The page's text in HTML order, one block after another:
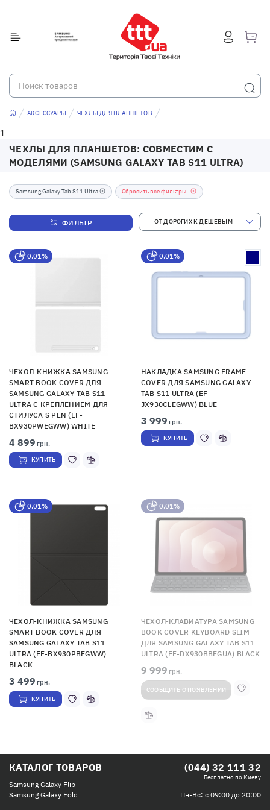
АКСЕССУАРЫ ЧЕХЛЫ ДЛЯ ПЛАНШЕТОВ
1
ЧЕХЛЫ ДЛЯ ПЛАНШЕТОВ: СОВМЕСТИМ С
МОДЕЛЯМИ (SAMSUNG GALAXY TAB S11 ULTRA)
0,01%
ЧЕХОЛ-КНИЖКА SAMSUNG
SMART BOOK COVER ДЛЯ
SAMSUNG GALAXY TAB S11
ULTRA С КРЕПЛЕНИЕМ ДЛЯ
СТИЛУСА S PEN (EF-
BX930PWEGWW) WHITE
4 899 грн.
КУПИТЬ
0,01%
НАКЛАДКА SAMSUNG FRAME
COVER ДЛЯ SAMSUNG GALAXY
TAB S11 ULTRA (EF-
JX930CLEGWW) BLUE
3 999 грн.
КУПИТЬ
0,01%
ЧЕХОЛ-КНИЖКА SAMSUNG
SMART BOOK COVER ДЛЯ
SAMSUNG GALAXY TAB S11
ULTRA (EF-BX930PBEGWW)
BLACK
3 499 грн.
КУПИТЬ
0,01%
ЧЕХОЛ-КЛАВИАТУРА SAMSUNG
BOOK COVER KEYBOARD SLIM
ДЛЯ SAMSUNG GALAXY TAB S11
ULTRA (EF-DX930BBEGUA) BLACK
9 999 грн.
СООБЩИТЬ О ПОЯВЛЕНИИ
Samsung Galaxy Tab S11 Ultra Сбросить все фильтры
ФИЛЬТР
КАТАЛОГ ТОВАРОВ
Samsung Galaxy Flip
Samsung Galaxy Fold
(044) 32 111 32
Бесплатно по Киеву
Пн-Вс: с 09:00 до 20:00